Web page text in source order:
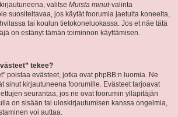
valitse Muista minut-valinta
suositeltavaa, jos käytät foorumia jaetulta koneelta,
tai koulun tietokoneluokassa. Jos et näe tätä
on estänyt tämän toiminnon käyttämisen.
tekee?
poistaa evästeet, jotka ovat phpBB:n luomia. Ne
sinut kirjautuneena foorumille. Evästeet tarjoavat
seurantaa, jos ne ovat foorumin ylläpitäjän
on sisään tai uloskirjautumisen kanssa ongelmia,
voi auttaa.